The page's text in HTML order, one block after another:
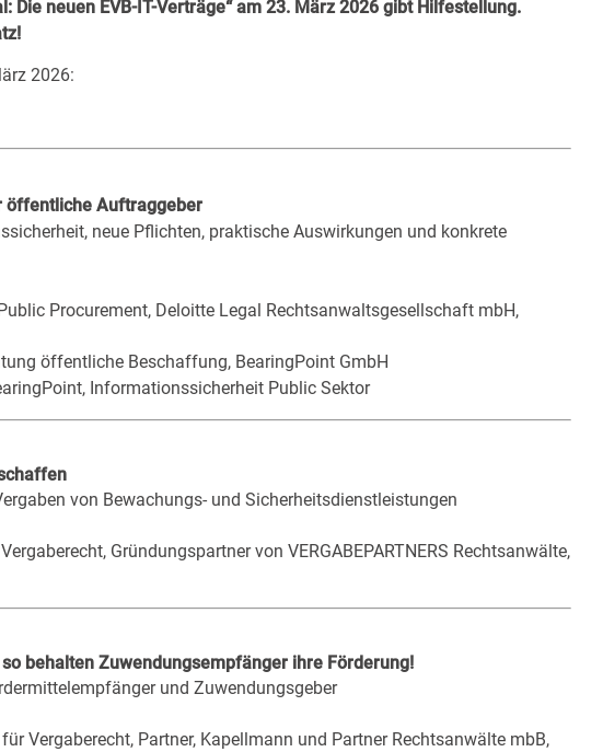
Die neuen EVB-IT-Verträge“am 23. März 2026 gibt Hilfestellung.
2026:
öffentliche Auftraggeber
neue Pflichten, praktische Auswirkungen und konkrete
Procurement, Deloitte Legal Rechtsanwaltsgesellschaft mbH,
öffentliche Beschaffung, BearingPoint GmbH
Informationssicherheit Public Sektor
von Bewachungs- und Sicherheitsdienstleistungen
Gründungspartner von VERGABEPARTNERS Rechtsanwälte,
behalten Zuwendungsempfänger ihre Förderung!
und Zuwendungsgeber
Vergaberecht, Partner, Kapellmann und Partner Rechtsanwälte mbB,